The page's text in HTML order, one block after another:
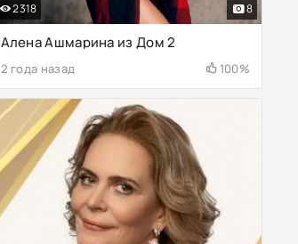
Алена Ашмарина из Дом 2
2 года назад 100%
2318 8